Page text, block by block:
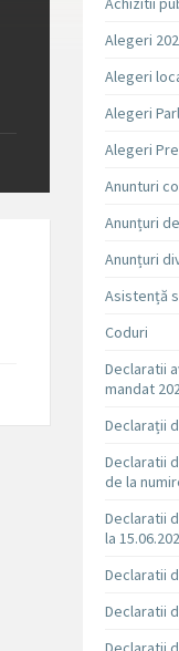
Alegeri
Alegeri
Alegeri
Alegeri
Anunturi
Anunțuri
Anunțuri
Asistență
Coduri
Declaratii
mandat
Declarații
Declaratii
de la
Declaratii
la
Declaratii
Declaratii